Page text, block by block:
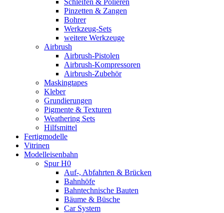
Schleifen & Polieren
Pinzetten & Zangen
Bohrer
Werkzeug-Sets
weitere Werkzeuge
Airbrush
Airbrush-Pistolen
Airbrush-Kompressoren
Airbrush-Zubehör
Maskingtapes
Kleber
Grundierungen
Pigmente & Texturen
Weathering Sets
Hilfsmittel
Fertigmodelle
Vitrinen
Modelleisenbahn
Spur H0
Auf-, Abfahrten & Brücken
Bahnhöfe
Bahntechnische Bauten
Bäume & Büsche
Car System